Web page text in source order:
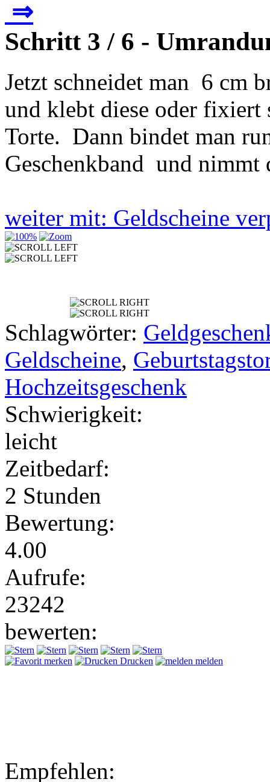
⇒
Schritt 3 / 6 -
Jetzt schneidet man 6 cm
und klebt diese oder
Torte. Dann bindet man
Geschenkband und nimmt
weiter mit: Geldscheine
Schlagwörter:
Geldscheine,
Hochzeitsgeschenk
Schwierigkeit:
leicht
Zeitbedarf:
2 Stunden
Bewertung:
4.00
Aufrufe:
23242
bewerten:
merken Drucken melden
Empfehlen: